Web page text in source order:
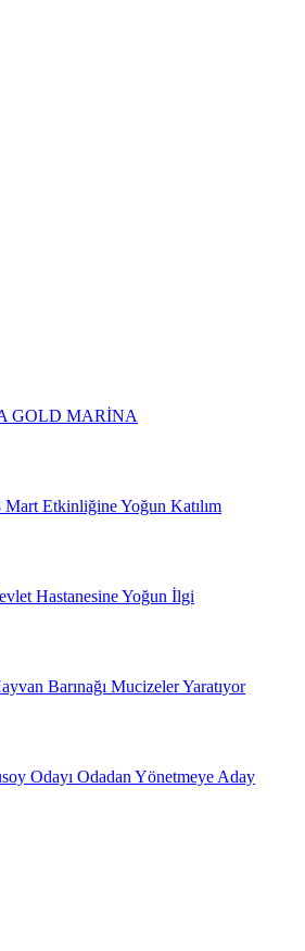
GOLD MARİNA
Etkinliğine Yoğun Katılım
Hastanesine Yoğun İlgi
Barınağı Mucizeler Yaratıyor
Odayı Odadan Yönetmeye Aday